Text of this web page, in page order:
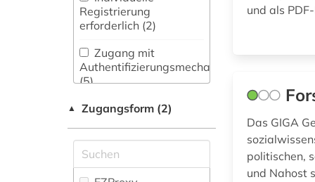
Maschinenbau (0)
Medien- und
Kommunikationswissenschaften,
Militärwissenschaft
(0)
deutschland (1)
beziehungen (1)
e-book (1)
eblaitisch (1)
edition (1)
elamisch (1)
Zeitungs-,
Zeitschriftenbibliographie
(0
Registrierung
erforderlich (2)
Zugang mit
Authentifizierungsmechanismen
(5)
▲ Zugangsform (2)
und als
Das GIGA
politischen,
und Nahost